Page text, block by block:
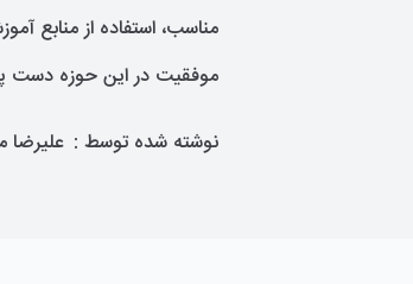
مناسب، استفاده از منابع
موفقیت در این حوزه دست
نوشته شده توسط : علیرضا